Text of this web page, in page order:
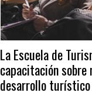
La Escuela de
capacitación
desarrollo turístico